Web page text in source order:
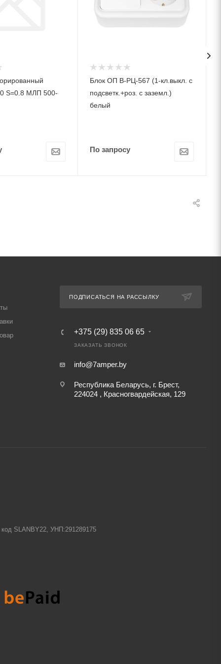
S=0.8 МЛП 500-
Блок ОП В-РЦ-567 (1-кл.выкл. с
подсветк.+роз. c заземл.)
белый
По запросу
ПОДПИСАТЬСЯ НА РАССЫЛКУ
+375 (29) 835 06 65
ЗАКАЗАТЬ ЗВОНОК
info@7amper.by
Республика Беларусь, г. Брест,
224024 , Красногвардейская, 129
SLANBY22, УНП:291289175